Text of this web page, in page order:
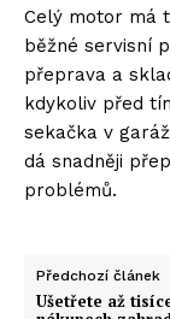
Celý motor má
běžné servisní
přeprava a
kdykoliv před
sekačka v
dá snadněji
problémů.
Předchozí článek
Ušetřete až